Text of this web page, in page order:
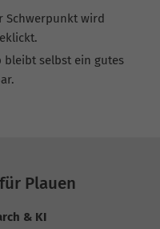
Schwerpunkt wird
bleibt selbst ein gutes
Plauen
& KI